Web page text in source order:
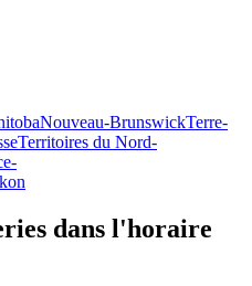
Nouveau-BrunswickTerre-
Territoires du Nord-
dans l'horaire